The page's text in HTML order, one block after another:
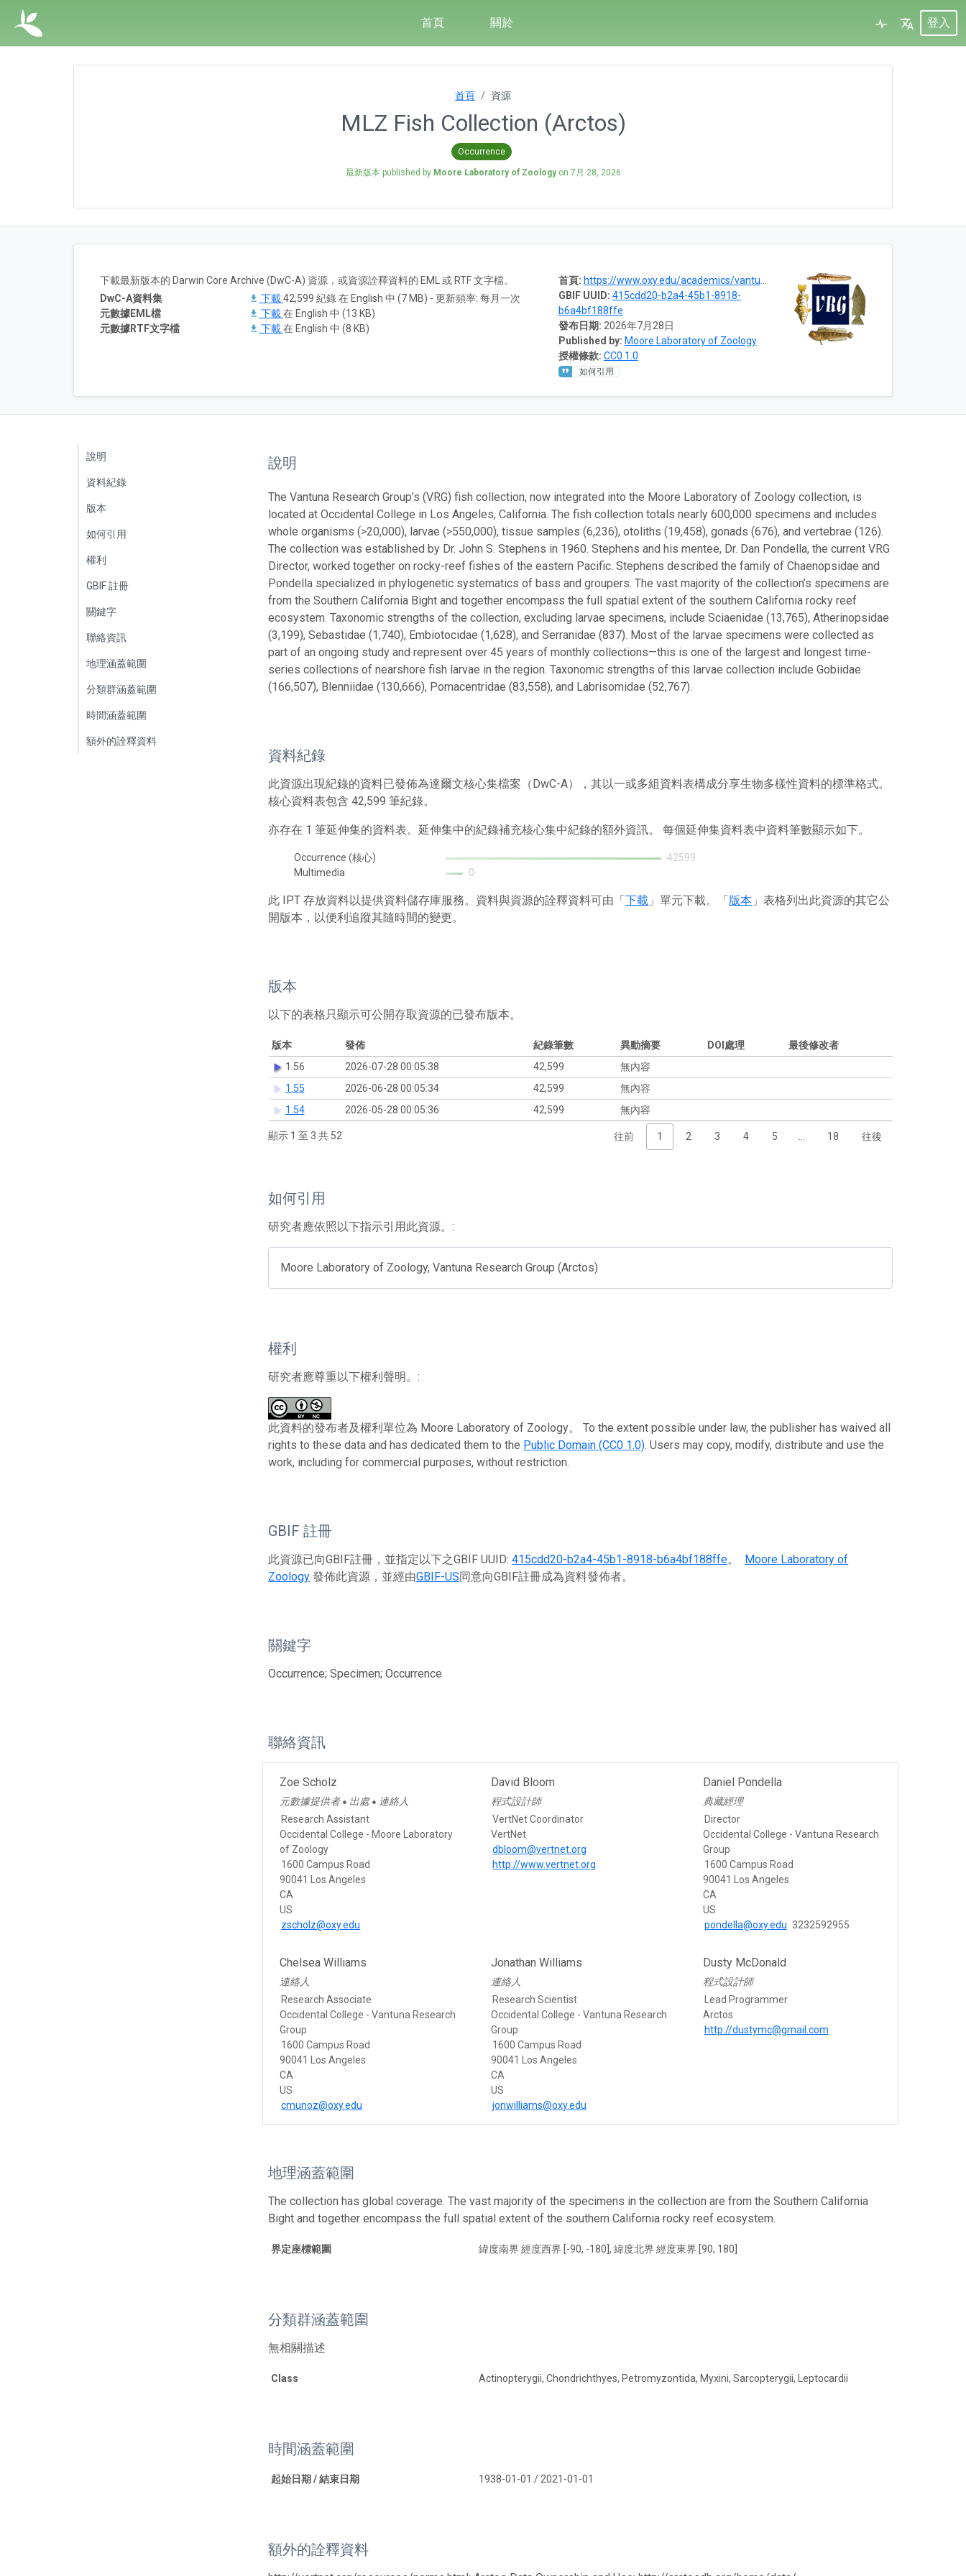
首頁 關於 登入
首頁 資源
MLZ Fish Collection (Arctos)
Occurrence
最新版本 published by Moore Laboratory of Zoologyon 7月 28, 2026
首頁: https://www.oxy.edu/academics/vantuna-research-group
GBIF UUID: 415cdd20-b2a4-45b1-8918-
b6a4bf188ffe
發布日期: 2026年7月28日
Published by: Moore Laboratory of Zoology
授權條款: CC0 1.0
如何引用
下載最新版本的 Darwin Core Archive (DwC-A) 資源，或資源詮釋資料的 EML 或 RTF 文字檔。
DwC-A資料集
下載42,599 紀錄 在 English 中 (7 MB) - 更新頻率: 每月一次
元數據EML檔
下載在 English 中 (13 KB)
元數據RTF文字檔
下載在 English 中 (8 KB)
說明
資料紀錄
版本
如何引用
權利
GBIF 註冊
關鍵字
聯絡資訊
地理涵蓋範圍
分類群涵蓋範圍
時間涵蓋範圍
額外的詮釋資料
說明
The Vantuna Research Group’s (VRG) fish collection, now integrated into the Moore Laboratory of Zoology collection, is
located at Occidental College in Los Angeles, California. The fish collection totals nearly 600,000 specimens and includes
whole organisms (>20,000), larvae (>550,000), tissue samples (6,236), otoliths (19,458), gonads (676), and vertebrae (126).
The collection was established by Dr. John S. Stephens in 1960. Stephens and his mentee, Dr. Dan Pondella, the current VRG
Director, worked together on rocky-reef fishes of the eastern Pacific. Stephens described the family of Chaenopsidae and
Pondella specialized in phylogenetic systematics of bass and groupers. The vast majority of the collection’s specimens are
from the Southern California Bight and together encompass the full spatial extent of the southern California rocky reef
ecosystem. Taxonomic strengths of the collection, excluding larvae specimens, include Sciaenidae (13,765), Atherinopsidae
(3,199), Sebastidae (1,740), Embiotocidae (1,628), and Serranidae (837). Most of the larvae specimens were collected as
part of an ongoing study and represent over 45 years of monthly collections—this is one of the largest and longest time-
series collections of nearshore fish larvae in the region. Taxonomic strengths of this larvae collection include Gobiidae
(166,507), Blenniidae (130,666), Pomacentridae (83,558), and Labrisomidae (52,767).
資料紀錄
此資源出現紀錄的資料已發佈為達爾文核心集檔案（DwC-A），其以一或多組資料表構成分享生物多樣性資料的標準格式。
核心資料表包含 42,599 筆紀錄。
亦存在 1 筆延伸集的資料表。延伸集中的紀錄補充核心集中紀錄的額外資訊。 每個延伸集資料表中資料筆數顯示如下。
Occurrence (核心)
42599
Multimedia
0
此 IPT 存放資料以提供資料儲存庫服務。資料與資源的詮釋資料可由「下載 」單元下載。「版本 」表格列出此資源的其它公
開版本，以便利追蹤其隨時間的變更。
版本
以下的表格只顯示可公開存取資源的已發布版本。
版本 發佈 紀錄筆數 異動摘要 DOI處理
最後修改者
1.56
2026-07-28 00:05:38 42,599
無內容
1.55
2026-06-28 00:05:34 42,599
無內容
1.54
2026-05-28 00:05:36 42,599 無內容
顯示 1 至 3 共 52 往前 1 2 3 4 5 … 18 往後
如何引用
研究者應依照以下指示引用此資源。:
Moore Laboratory of Zoology, Vantuna Research Group (Arctos)
權利
研究者應尊重以下權利聲明。:
此資料的發布者及權利單位為 Moore Laboratory of Zoology。 To the extent possible under law, the publisher has waived all
rights to these data and has dedicated them to the Public Domain (CC0 1.0). Users may copy, modify, distribute and use the
work, including for commercial purposes, without restriction.
GBIF 註冊
此資源已向GBIF註冊，並指定以下之GBIF UUID:415cdd20-b2a4-45b1-8918-b6a4bf188ffe。
Moore Laboratory of
Zoology 發佈此資源，並經由GBIF-US同意向GBIF註冊成為資料發佈者。
關鍵字
Occurrence; Specimen; Occurrence
聯絡資訊
Zoe Scholz
元數據提供者 ● 出處 ● 連絡人
Research Assistant
Occidental College - Moore Laboratory
of Zoology
1600 Campus Road
90041 Los Angeles
CA
US
zscholz@oxy.edu
David Bloom
程式設計師
VertNet Coordinator
VertNet
dbloom@vertnet.org
http://www.vertnet.org
Daniel Pondella
典藏經理
Director
Occidental College - Vantuna Research
Group
1600 Campus Road
90041 Los Angeles
CA
US
pondella@oxy.edu 3232592955
Chelsea Williams
連絡人
Research Associate
Occidental College - Vantuna Research
Group
1600 Campus Road
90041 Los Angeles
CA
US
cmunoz@oxy.edu
Jonathan Williams
連絡人
Research Scientist
Occidental College - Vantuna Research
Group
1600 Campus Road
90041 Los Angeles
CA
US
jonwilliams@oxy.edu
Dusty McDonald
程式設計師
Lead Programmer
Arctos
http://dustymc@gmail.com
地理涵蓋範圍
The collection has global coverage. The vast majority of the specimens in the collection are from the Southern California
Bight and together encompass the full spatial extent of the southern California rocky reef ecosystem.
界定座標範圍 緯度南界 經度西界 [-90, -180], 緯度北界 經度東界 [90, 180]
分類群涵蓋範圍
無相關描述
Class Actinopterygii, Chondrichthyes, Petromyzontida, Myxini, Sarcopterygii, Leptocardii
時間涵蓋範圍
起始日期 / 結束日期 1938-01-01 / 2021-01-01
額外的詮釋資料